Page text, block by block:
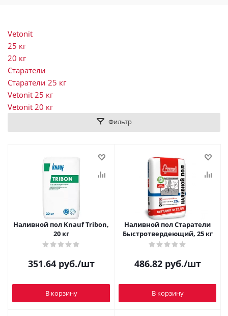
Vetonit
25 кг
20 кг
Старатели
Старатели 25 кг
Vetonit 25 кг
Vetonit 20 кг
Фильтр
Наливной пол Knauf Tribon,
20 кг
351.64руб./шт
В корзину
Наливной пол Старатели
Быстротвердеющий, 25 кг
486.82руб./шт
В корзину